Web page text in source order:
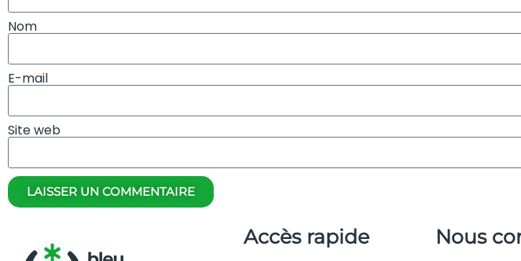
Nom
E-mail
Site web
LAISSER UN COMMENTAIRE
Accès rapide Nous